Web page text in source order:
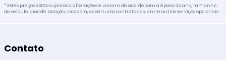
* Estes preços estão sujeitos a alterações e variam de acordo com a época do ano, tamanho
do veículo, dias de locação, locadora, coberturas contratadas, entre outros serviços opcionais.
Contato